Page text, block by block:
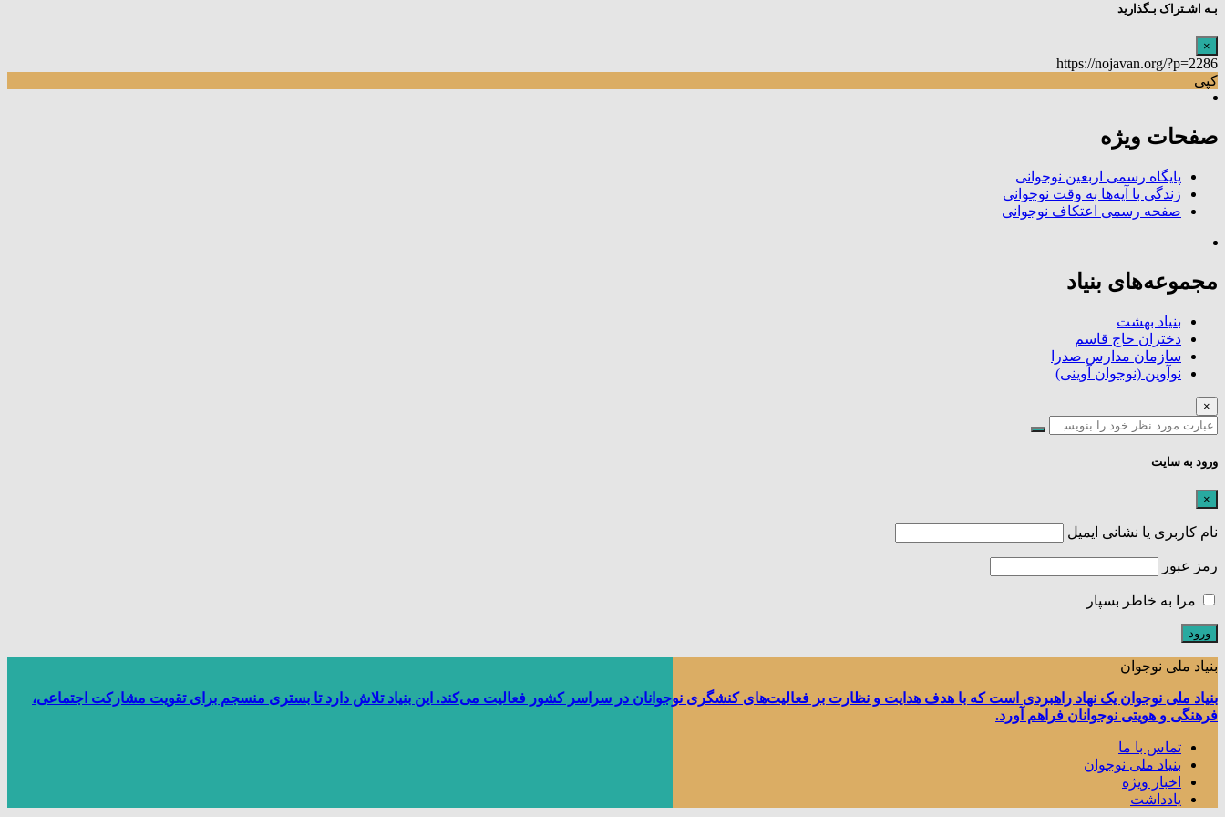
بـه اشـتراک بـگذارید
×
https://nojavan.org/?p=2286
کپی
صفحات ویژه
پایگاه رسمی اربعین نوجوانی
زندگی با آیه‌ها به وقت نوجوانی
صفحه رسمی اعتکاف نوجوانی
مجموعه‌های بنیاد
بنیاد بهشت
دختران حاج قاسم
سازمان مدارس صدرا
نوآوین (نوجوان آوینی)
×
ورود به سایت
×
نام کاربری یا نشانی ایمیل
رمز عبور
مرا به خاطر بسپار
بنیاد ملی نوجوان
بنیاد ملی نوجوان یک نهاد راهبردی است که با هدف هدایت و نظارت بر فعالیت‌های کنشگری نوجوانان در سراسر کشور فعالیت می‌کند. این بنیاد تلاش دارد تا بستری منسجم برای تقویت مشارکت اجتماعی،
فرهنگی و هویتی نوجوانان فراهم آورد.
تماس با ما
بنیاد ملی نوجوان
اخبار ویژه
یادداشت